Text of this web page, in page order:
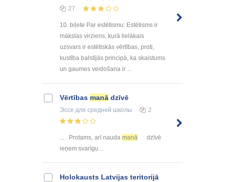
27
10. biļete Par estētismu: Estētisms ir
mākslas virziens, kurā lielākais
uzsvars ir estētiskās vērtības, proti,
kustība balstījās principā, ka skaistums
un gaumes veidošana ir ...
Vērtības manā dzīvē
Эссе для средней школы 2
... . Protams, arī nauda manā
dzīvē
ieņem svarīgu ...
Holokausts Latvijas teritorijā